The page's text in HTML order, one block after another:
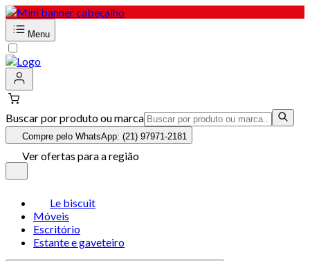
Menu
Buscar por produto ou marca
Compre pelo WhatsApp: (21) 97971-2181
Ver ofertas para a região
Le biscuit
Móveis
Escritório
Estante e gaveteiro